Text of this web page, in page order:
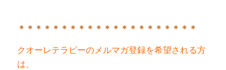
＊＊＊＊＊＊＊＊＊＊＊＊＊＊＊＊＊＊＊＊＊
クオーレテラピーのメルマガ登録を希望される方
は、